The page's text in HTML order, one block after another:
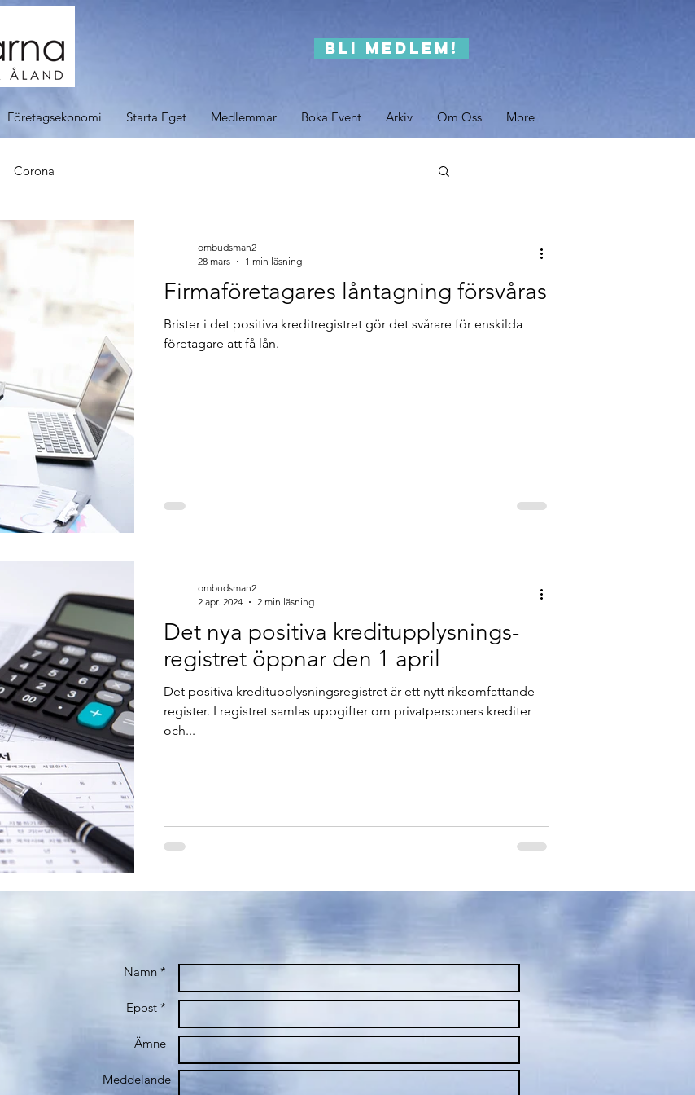
Bli medlem!
Företagsekonomi Starta Eget Medlemmar Boka Event Arkiv Om Oss More
Corona
Firmaföretagares låntagning försvåras
Brister i det positiva kreditregistret gör det svårare för enskilda
företagare att få lån.
ombudsman2
28 mars
1 min läsning
Det nya positiva kreditupplysnings-
registret öppnar den 1 april
Det positiva kreditupplysningsregistret är ett nytt riksomfattande
register. I registret samlas uppgifter om privatpersoners krediter
och...
ombudsman2
2 apr. 2024
2 min läsning
Namn *
Epost *
Ämne
Meddelande